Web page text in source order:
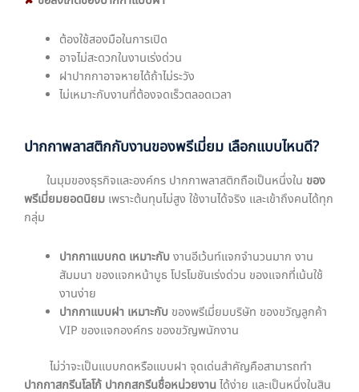
ต้องใช้สองมือในการเปิด
อาจไม่สะดวกในงานเร่งด่วน
ฝาปากกาอาจหายได้ถ้าไม่ระวัง
ไม่เหมาะกับงานที่ต้องจดเร็วตลอดเวลา
ปากกาพลาสติกกับงานของพรีเมี่ยม เลือกแบบไหนดี?
ในมุมของธุรกิจและองค์กร ปากกาพลาสติกถือเป็นหนึ่งใน ของ
พรีเมี่ยมยอดนิยม เพราะต้นทุนไม่สูง ใช้งานได้จริง และเข้าถึงคนได้ทุก
กลุ่ม
ปากกาแบบกด เหมาะกับงานอีเว้นท์แจกจำนวนมาก งาน
สัมมนา ของแจกหน้าบูธ โปรโมชันเร่งด่วน ของแจกที่เน้นใช้
งานง่าย
ปากกาแบบฝา เหมาะกับ ของพรีเมี่ยมบริษัท ของขวัญลูกค้า
VIP ของแจกองค์กร ของขวัญพนักงาน
ไม่ว่าจะเป็นแบบกดหรือแบบฝา จุดเด่นสำคัญคือสามารถทำ
ปากกาสกรีนโลโก้ ปากกสกรีนชื่อหน่วยงานได้ง่าย และเป็นหนึ่งในสิน